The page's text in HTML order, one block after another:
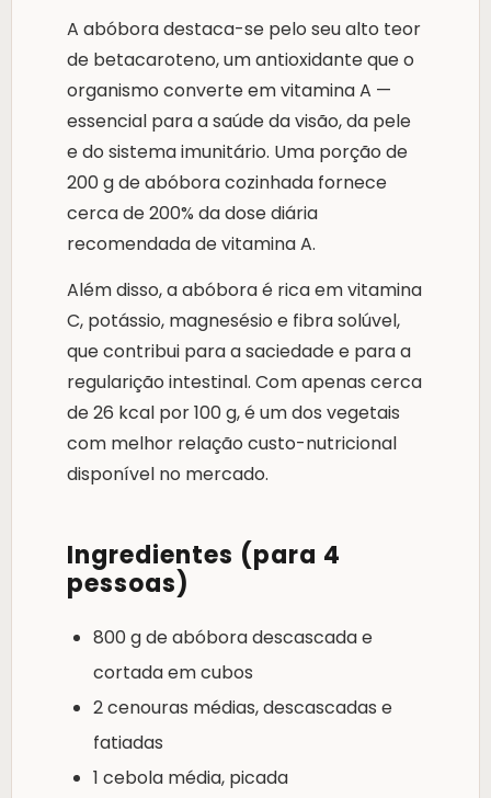
A abóbora destaca-se pelo seu alto teor
de betacaroteno, um antioxidante que o
organismo converte em vitamina A —
essencial para a saúde da visão, da pele
e do sistema imunitário. Uma porção de
200 g de abóbora cozinhada fornece
cerca de 200% da dose diária
recomendada de vitamina A.
Além disso, a abóbora é rica em vitamina
C, potássio, magnesésio e fibra solúvel,
que contribui para a saciedade e para a
regularição intestinal. Com apenas cerca
de 26 kcal por 100 g, é um dos vegetais
com melhor relação custo-nutricional
disponível no mercado.
Ingredientes (para 4
pessoas)
800 g de abóbora descascada e
cortada em cubos
2 cenouras médias, descascadas e
fatiadas
1 cebola média, picada